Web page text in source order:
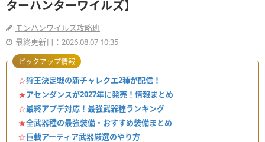
ターハンターワイルズ】
モンハンワイルズ攻略班
最終更新日：2026.08.07 10:35
☆狩王決定戦の新チャレクエ2種が配信！
★アセンダンスが2027年に発売！情報まとめ
☆最終アプデ対応！最強武器種ランキング
★全武器種の最強装備・おすすめ装備まとめ
☆巨戟アーティア武器厳選のやり方
ピックアップ情報